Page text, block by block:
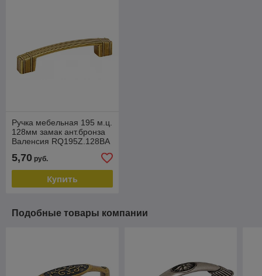
Ручка мебельная 195 м.ц.
128мм замак ант.бронза
Валенсия RQ195Z.128BA
5,70 руб.
Купить
Подобные товары компании